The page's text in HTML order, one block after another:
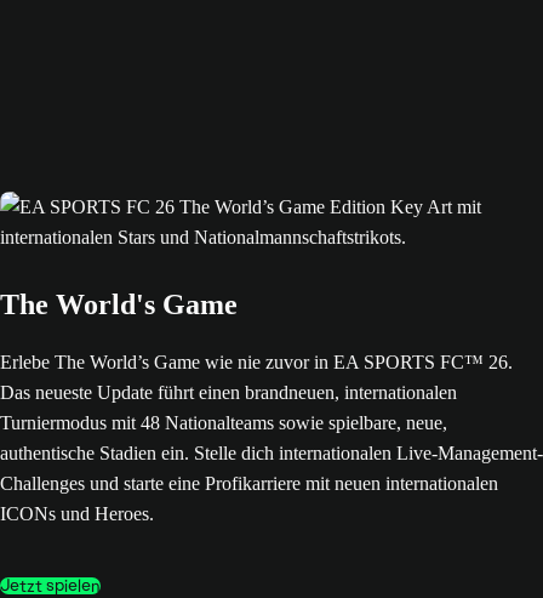
The World's Game
Erlebe The World’s Game wie nie zuvor in EA SPORTS FC™ 26.
Das neueste Update führt einen brandneuen, internationalen
Turniermodus mit 48 Nationalteams sowie spielbare, neue,
authentische Stadien ein. Stelle dich internationalen Live-Management-
Challenges und starte eine Profikarriere mit neuen internationalen
ICONs und Heroes.
Jetzt spielen